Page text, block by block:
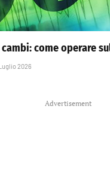
come operare
2026
Advertisement